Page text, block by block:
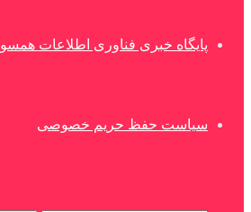
پایگاه خبری فناوری اطلاعات همسو
سیاست حفظ حریم خصوصی